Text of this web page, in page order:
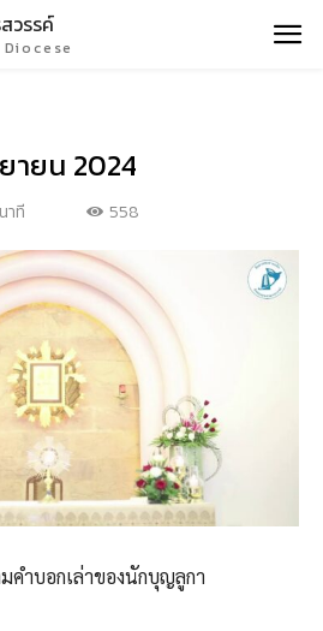
วรรค์
ยน 2024
นาที 558
คำบอกเล่าของนักบุญลูกา